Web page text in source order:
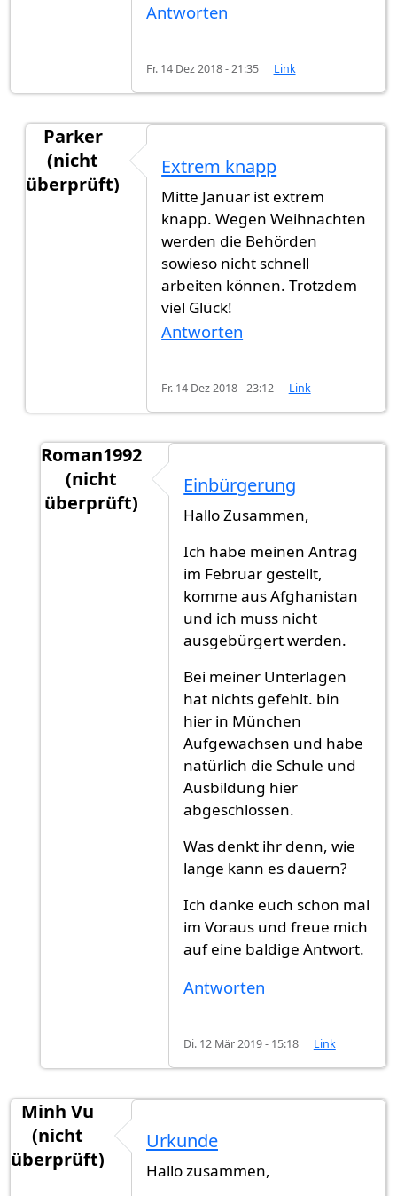
Antworten
Fr. 14 Dez 2018 - 21:35 Link
Parker
(nicht
überprüft)
Hallo zusammen,Hat jemand…
Extrem knapp
Mitte Januar ist extrem
knapp. Wegen Weihnachten
werden die Behörden
sowieso nicht schnell
arbeiten können. Trotzdem
viel Glück!
Antworten
Fr. 14 Dez 2018 - 23:12 Link
Roman1992
(nicht
überprüft)
Extrem knappvonParker (nicht
Einbürgerung
Hallo Zusammen,
Ich habe meinen Antrag
im Februar gestellt,
komme aus Afghanistan
und ich muss nicht
ausgebürgert werden.
Bei meiner Unterlagen
hat nichts gefehlt. bin
hier in München
Aufgewachsen und habe
natürlich die Schule und
Ausbildung hier
abgeschlossen.
Was denkt ihr denn, wie
lange kann es dauern?
Ich danke euch schon mal
im Voraus und freue mich
auf eine baldige Antwort.
Antworten
Di. 12 Mär 2019 - 15:18 Link
Minh Vu
(nicht
überprüft)
Urkunde
Hallo zusammen,